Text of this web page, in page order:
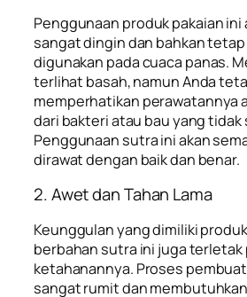
Penggunaan produk pakaian ini
sangat dingin dan bahkan
digunakan pada cuaca panas.
terlihat basah, namun Anda
memperhatikan perawatannya
dari bakteri atau bau yang tidak
Penggunaan sutra ini akan
dirawat dengan baik dan benar.
2. Awet dan Tahan Lama
Keunggulan yang dimiliki
berbahan sutra ini juga terletak
ketahanannya. Proses
sangat rumit dan